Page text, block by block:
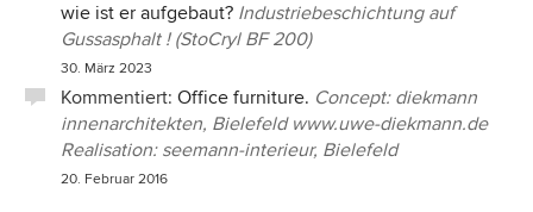
wie ist er aufgebaut? Industriebeschichtung auf
Gussasphalt ! (StoCryl BF 200)
30. März 2023
Kommentiert: Office furniture. Concept: diekmann
innenarchitekten, Bielefeld www.uwe-diekmann.de
Realisation: seemann-interieur, Bielefeld
20. Februar 2016